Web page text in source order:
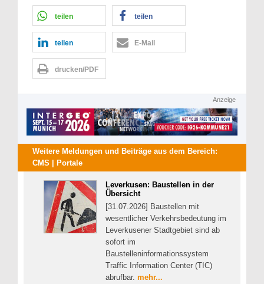
teilen teilen
teilen E-Mail
drucken/PDF
Anzeige
Weitere Meldungen und Beiträge aus dem Bereich:
CMS | Portale
Leverkusen: Baustellen in der
Übersicht
[31.07.2026] Baustellen mit
wesentlicher Verkehrsbedeutung im
Leverkusener Stadtgebiet sind ab
sofort im
Baustelleninformationssystem
Traffic Information Center (TIC)
abrufbar. mehr...